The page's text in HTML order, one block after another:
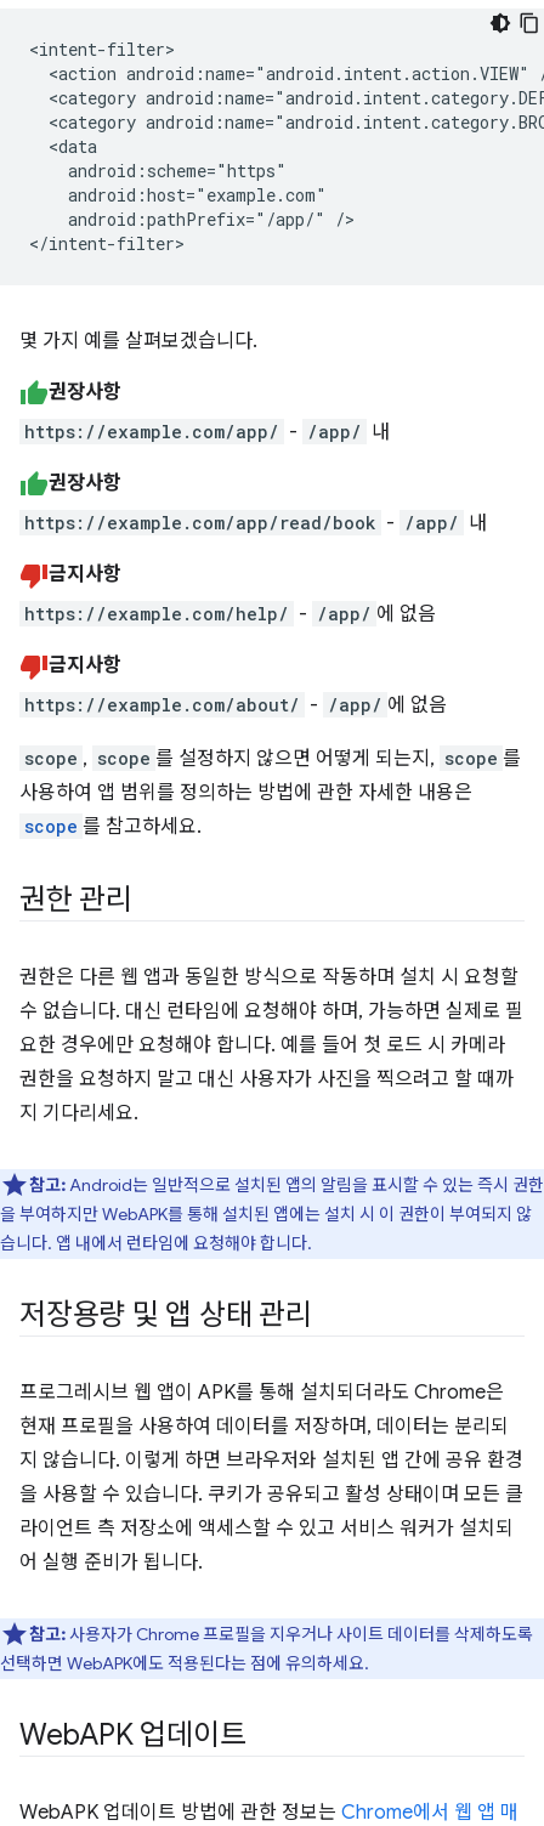
<action android:name="android.intent.action.VIEW"
<category
<category
android:pathPrefix="/app/"
/>
몇 가지 예를 살펴보겠습니다.
권장사항
https://example.com/app/ - /app/ 내
권장사항
https://example.com/app/read/book - /app/ 내
금지사항
https://example.com/help/ - /app/ 에 없음
금지사항
https://example.com/about/ - /app/ 에 없음
scope , scope 를 설정하지 않으면 어떻게 되는지, scope 를
사용하여 앱 범위를 정의하는 방법에 관한 자세한 내용은
scope 를 참고하세요.
권한 관리
권한은 다른 웹 앱과 동일한 방식으로 작동하며 설치 시 요청할
수 없습니다. 대신 런타임에 요청해야 하며, 가능하면 실제로 필
요한 경우에만 요청해야 합니다. 예를 들어 첫 로드 시 카메라
권한을 요청하지 말고 대신 사용자가 사진을 찍으려고 할 때까
지 기다리세요.
참고:Android는 일반적으로 설치된 앱의 알림을 표시할 수 있는 즉시 권한
을 부여하지만 WebAPK를 통해 설치된 앱에는 설치 시 이 권한이 부여되지 않
습니다. 앱 내에서 런타임에 요청해야 합니다.
저장용량 및 앱 상태 관리
프로그레시브 웹 앱이 APK를 통해 설치되더라도 Chrome은
현재 프로필을 사용하여 데이터를 저장하며, 데이터는 분리되
지 않습니다. 이렇게 하면 브라우저와 설치된 앱 간에 공유 환경
을 사용할 수 있습니다. 쿠키가 공유되고 활성 상태이며 모든 클
라이언트 측 저장소에 액세스할 수 있고 서비스 워커가 설치되
어 실행 준비가 됩니다.
참고: 사용자가 Chrome 프로필을 지우거나 사이트 데이터를 삭제하도록
선택하면 WebAPK에도 적용된다는 점에 유의하세요.
WebAPK 업데이트
WebAPK 업데이트 방법에 관한 정보는 Chrome에서 웹 앱 매